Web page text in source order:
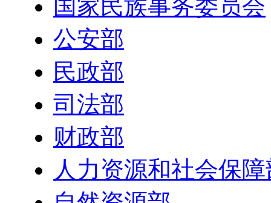
国家民族事务委员会
公安部
民政部
司法部
财政部
人力资源和社会保